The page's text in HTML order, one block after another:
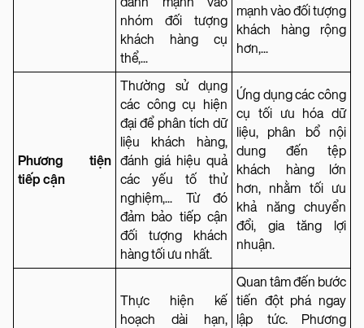
nhóm đối tượng
khách hàng cụ
thể,...
mạnh vào đối tượng
khách hàng rộng
hơn,...
Phương tiện
tiếp cận
Thường sử dụng
các công cụ hiện
đại để phân tích dữ
liệu khách hàng,
đánh giá hiệu quả
các yếu tố thử
nghiệm,... Từ đó
đảm bảo tiếp cận
đối tượng khách
hàng tối ưu nhất.
Ứng dụng các công
cụ tối ưu hóa dữ
liệu, phân bổ nội
dung đến tệp
khách hàng lớn
hơn, nhằm tối ưu
khả năng chuyển
đổi, gia tăng lợi
nhuận.
Thực hiện kế
hoạch dài hạn,
Quan tâm đến bước
tiến đột phá ngay
lập tức. Phương